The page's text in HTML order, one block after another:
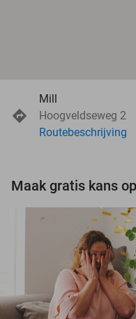
Mill
Hoogveldseweg 2
Routebeschrijving